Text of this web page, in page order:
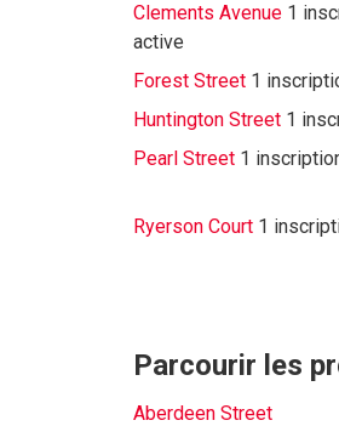
Clements Avenue 1
active
Forest Street 1
Huntington Street 1
Pearl Street 1
Ryerson Court 1
Parcourir les
Aberdeen Street